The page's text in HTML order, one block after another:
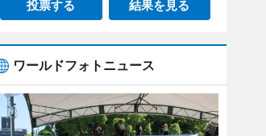
投票する 結果を見る
ワールドフォトニュース